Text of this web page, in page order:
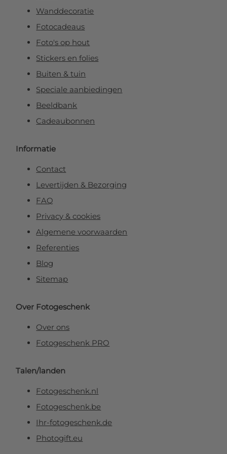
Wanddecoratie
Fotocadeaus
Foto's op hout
Stickers en folies
Buiten & tuin
Speciale aanbiedingen
Beeldbank
Cadeaubonnen
Informatie
Contact
Levertijden & Bezorging
FAQ
Privacy & cookies
Algemene voorwaarden
Referenties
Blog
Sitemap
Over Fotogeschenk
Over ons
Fotogeschenk PRO
Talen/landen
Fotogeschenk.nl
Fotogeschenk.be
Ihr-fotogeschenk.de
Photogift.eu